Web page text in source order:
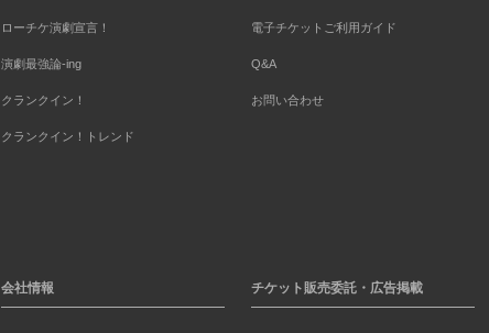
ローチケ演劇宣言！
演劇最強論-ing
クランクイン！
クランクイン！トレンド
電子チケットご利用ガイド
Q&A
お問い合わせ
会社情報 チケット販売委託・広告掲載